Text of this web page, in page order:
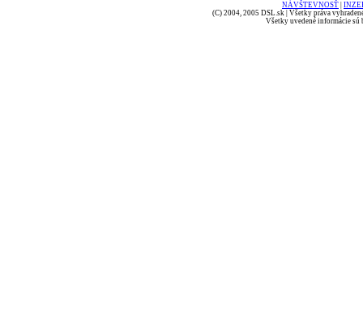
NÁVŠTEVNOSŤ
(C) 2004, 2005 DSL.sk | Všetky práva
Všetky uvedené informácie sú